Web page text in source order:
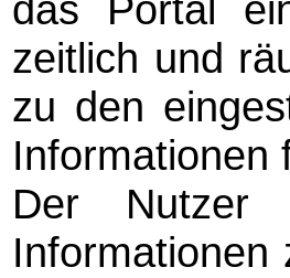
zeitlich und
zu den
Informationen
Der Nutzer
Informationen